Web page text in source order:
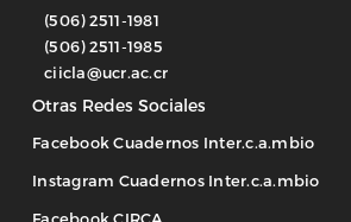
(506) 2511-1981
(506) 2511-1985
ciicla@ucr.ac.cr
Otras Redes Sociales
Facebook Cuadernos Inter.c.a.mbio
Instagram Cuadernos Inter.c.a.mbio
Facebook CIRCA